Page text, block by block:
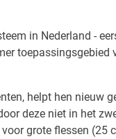
in Nederland -
helpt hen nieuw
deze niet in het
grote flessen (25